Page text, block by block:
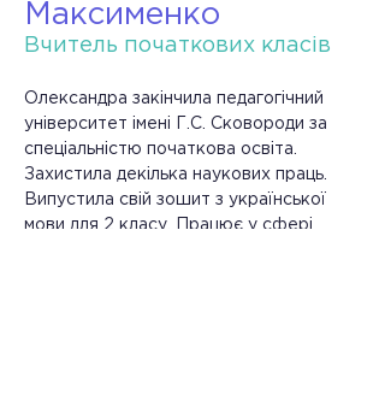
Максименко
Вчитель початкових класів
Олександра закінчила педагогічний
університет імені Г.С. Сковороди за
спеціальністю початкова освіта.
Захистила декілька наукових праць.
Випустила свій зошит з української
мови для 2 класу. Працює у сфері